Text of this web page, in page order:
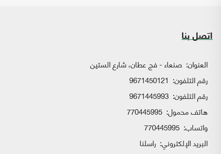
اتصل بنا
العنوان: صنعاء - فج عطان، شارع الستين
رقم التلفون: 9671450121
رقم التلفون: 9671445993
هاتف محمول: 770445995
واتساب:
البريد الإلكتروني: راسلنا